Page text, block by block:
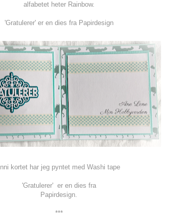
alfabetet heter Rainbow.
'Gratulerer' er en dies fra Papirdesign
Inni kortet har jeg pyntet med Washi tape
'Gratulerer' er en dies fra
Papirdesign.
***